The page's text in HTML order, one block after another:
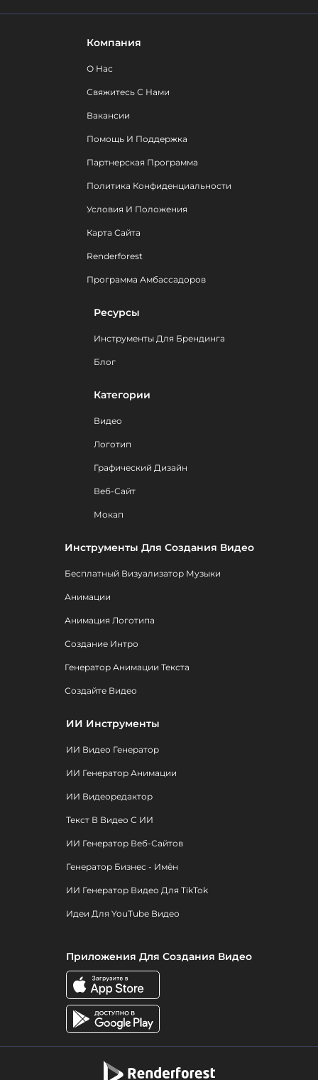
Компания
О Нас
Свяжитесь С Нами
Вакансии
Помощь И Поддержка
Партнерская Программа
Политика Конфиденциальности
Условия И Положения
Карта Сайта
Renderforest
Программа Амбассадоров
Ресурсы
Инструменты Для Брендинга
Блог
Категории
Видео
Логотип
Графический Дизайн
Веб-Сайт
Мокап
Инструменты Для Создания Видео
Бесплатный Визуализатор Музыки
Анимации
Анимация Логотипа
Создание Интро
Генератор Анимации Текста
Создайте Видео
ИИ Инструменты
ИИ Видео Генератор
ИИ Генератор Анимации
ИИ Видеоредактор
Текст В Видео С ИИ
ИИ Генератор Веб-Сайтов
Генератор Бизнес - Имён
ИИ Генератор Видео Для TikTok
Идеи Для YouTube Видео
Приложения Для Создания Видео